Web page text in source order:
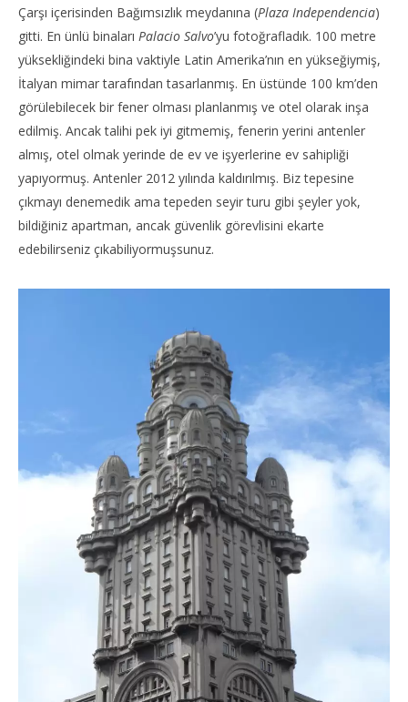
Çarşı içerisinden Bağımsızlık meydanına (Plaza Independencia)
gitti. En ünlü binaları Palacio Salvo’yu fotoğrafladık. 100 metre
yüksekliğindeki bina vaktiyle Latin Amerika’nın en yükseğiymiş,
İtalyan mimar tarafından tasarlanmış. En üstünde 100 km’den
görülebilecek bir fener olması planlanmış ve otel olarak inşa
edilmiş. Ancak talihi pek iyi gitmemiş, fenerin yerini antenler
almış, otel olmak yerinde de ev ve işyerlerine ev sahipliği
yapıyormuş. Antenler 2012 yılında kaldırılmış. Biz tepesine
çıkmayı denemedik ama tepeden seyir turu gibi şeyler yok,
bildiğiniz apartman, ancak güvenlik görevlisini ekarte
edebilirseniz çıkabiliyormuşsunuz.